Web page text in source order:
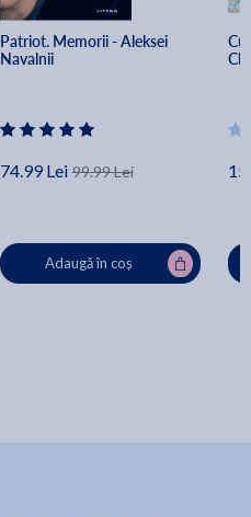
Patriot. Memorii - Aleksei
Navalnii
74.99 Lei 99.99 Lei
Adaugă în coș